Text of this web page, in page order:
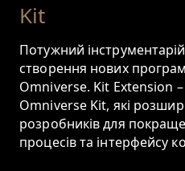
Kit
Потужний
створення нових
Omniverse. Kit Extension –
Omniverse Kit, які
розробників для
процесів та інтерфейсу